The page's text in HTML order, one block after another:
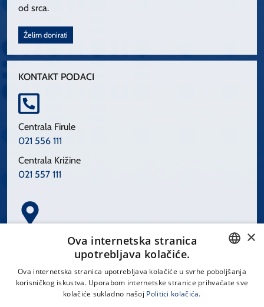
od srca.
Želim donirati
KONTAKT PODACI
Centrala Firule
021 556 111
Centrala Križine
021 557 111
Spinčićeva 1, 21000 Split
CROATIAN
×
Ova internetska stranica
upotrebljava kolačiće.
Ova internetska stranica upotrebljava kolačiće u svrhe poboljšanja
korisničkog iskustva. Uporabom internetske stranice prihvaćate sve
kolačiće sukladno našoj Politici kolačića.